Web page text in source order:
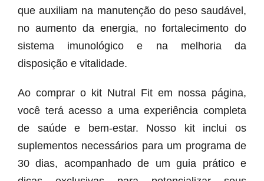
que auxiliam na manutenção do peso saudável,
no aumento da energia, no fortalecimento do
sistema imunológico e na melhoria da
disposição e vitalidade.
Ao comprar o kit Nutral Fit em nossa página,
você terá acesso a uma experiência completa
de saúde e bem-estar. Nosso kit inclui os
suplementos necessários para um programa de
30 dias, acompanhado de um guia prático e